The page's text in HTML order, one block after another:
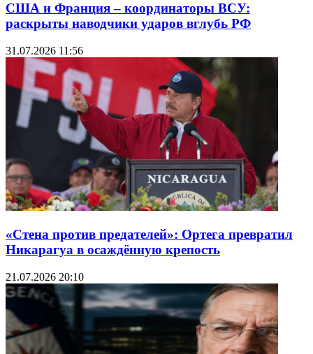
США и Франция – координаторы ВСУ:
раскрыты наводчики ударов вглубь РФ
31.07.2026 11:56
«Стена против предателей»: Ортега превратил
Никарагуа в осаждённую крепость
21.07.2026 20:10